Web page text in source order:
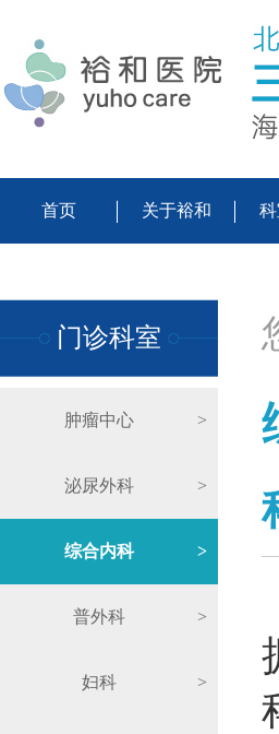
首页 关于裕和
门诊科室
肿瘤中心 >
泌尿外科 >
综合内科 >
普外科 >
妇科 >